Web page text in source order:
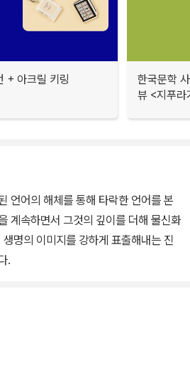
+ 아크릴 키링
한국문학
뷰 <지푸라
언어의 해체를 통해 타락한 언어를 본
계속하면서 그것의 깊이를 더해 물신화
명의 이미지를 강하게 표출해내는 진
.